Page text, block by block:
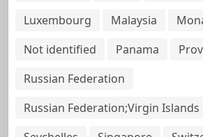
Luxembourg
Malaysia
Not identified
Panama
Russian Federation
Russian Federation;Virgin Islands